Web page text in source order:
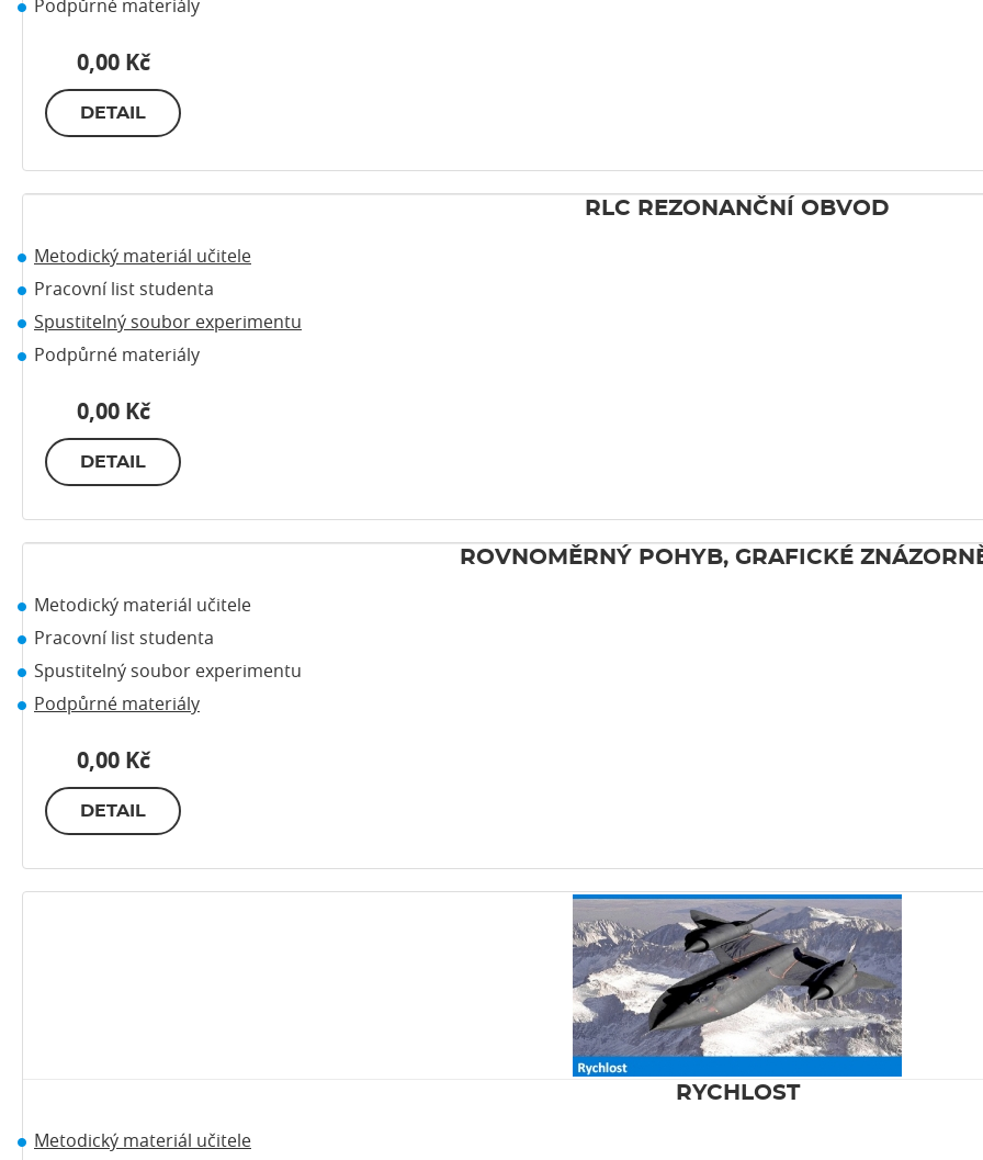
Podpůrné materiály
0,00 Kč
DETAIL
RLC REZONANČNÍ OBVOD
Metodický materiál učitele
Pracovní list studenta
Spustitelný soubor experimentu
Podpůrné materiály
0,00 Kč
DETAIL
ROVNOMĚRNÝ POHYB, GRAFICKÉ
Metodický materiál učitele
Pracovní list studenta
Spustitelný soubor experimentu
Podpůrné materiály
0,00 Kč
DETAIL
RYCHLOST
Metodický materiál učitele